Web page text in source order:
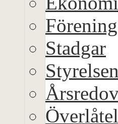
Stadgar
Styrelsen